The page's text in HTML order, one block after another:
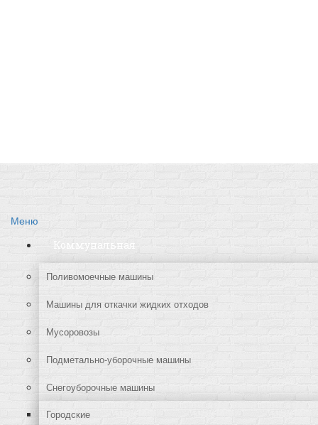
Меню
Коммунальная
Поливомоечные машины
Машины для откачки жидких отходов
Мусоровозы
Подметально-уборочные машины
Снегоуборочные машины
Городские